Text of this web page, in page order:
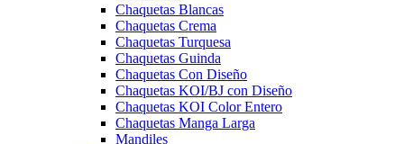
Chaquetas Blancas
Chaquetas Crema
Chaquetas Turquesa
Chaquetas Guinda
Chaquetas Con Diseño
Chaquetas KOI/BJ con Diseño
Chaquetas KOI Color Entero
Chaquetas Manga Larga
Mandiles